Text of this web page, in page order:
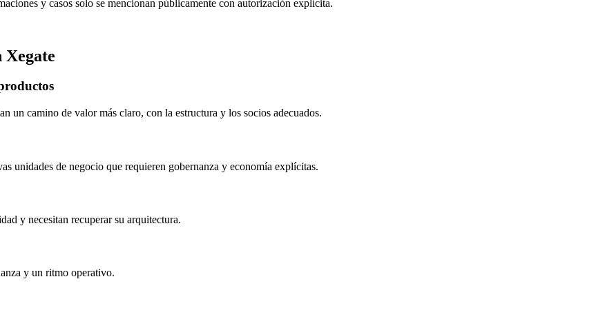
y casos solo se mencionan públicamente con autorización explícita.
Xegate
un camino de valor más claro, con la estructura y los socios adecuados.
unidades de negocio que requieren gobernanza y economía explícitas.
y necesitan recuperar su arquitectura.
y un ritmo operativo.